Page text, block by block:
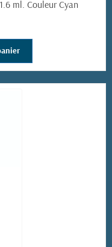
ml. Couleur Cyan